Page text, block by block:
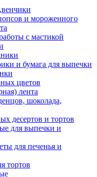
и мороженного
с мастикой
и бумага для выпечки
цветов
лента
шоколада,
десертов и тортов
для выпечки и
для печенья и
тортов